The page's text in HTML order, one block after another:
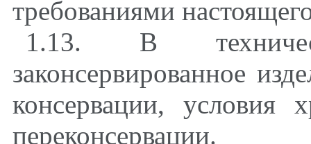
требованиями
1.13. В
законсервированное
консервации,
переконсервации.